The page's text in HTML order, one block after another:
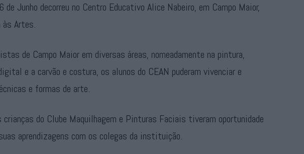
Junho decorreu no Centro Educativo Alice Nabeiro, em Campo Maior,
às Artes.
de Campo Maior em diversas áreas, nomeadamente na pintura,
e a carvão e costura, os alunos do CEAN puderam vivenciar e
e formas de arte.
crianças do Clube Maquilhagem e Pinturas Faciais tiveram oportunidade
aprendizagens com os colegas da instituição.